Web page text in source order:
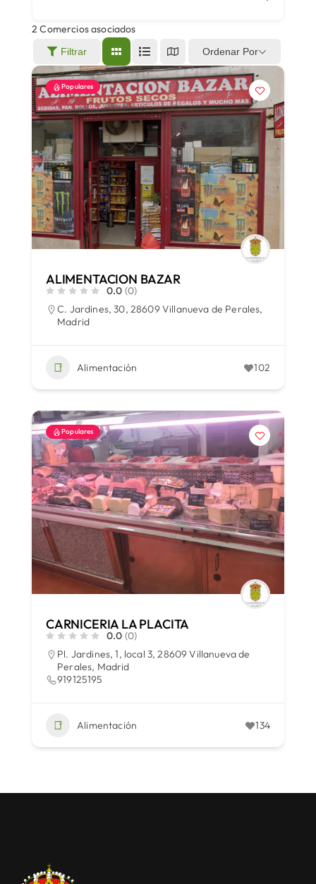
Áreas
Sede Electrónica
Contacto
Buscar:
2 Comercios asociados
Filtrar Ordenar Por
Populares
ALIMENTACION BAZAR
0.0 (0)
C. Jardines, 30, 28609 Villanueva de Perales,
Madrid
Alimentación 102
Populares
CARNICERIA LA PLACITA
0.0 (0)
Pl. Jardines, 1, local 3, 28609 Villanueva de
Perales, Madrid
919125195
Alimentación 134